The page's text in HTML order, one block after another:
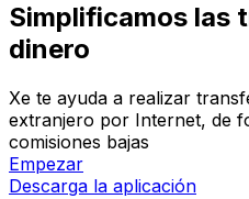
Simplificamos las
dinero
Xe te ayuda a realizar
extranjero por Internet, de
comisiones bajas
Empezar
Descarga la aplicación